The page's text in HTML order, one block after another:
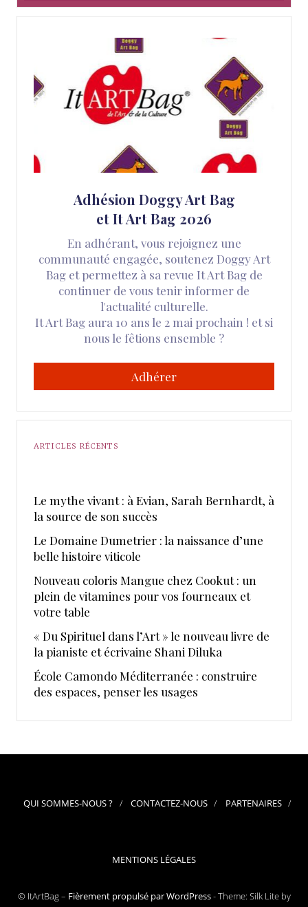
Adhésion Doggy Art Bag
et It Art Bag 2026
En adhérant, vous rejoignez une
communauté engagée, soutenez Doggy Art
Bag et permettez à sa revue It Art Bag de
continuer de vous tenir informer de
l'actualité culturelle.
It Art Bag aura 10 ans le 2 mai prochain ! et si
nous le fêtions ensemble ?
Adhérer
ARTICLES RÉCENTS
Le mythe vivant : à Evian, Sarah Bernhardt, à
la source de son succès
Le Domaine Dumetrier : la naissance d’une
belle histoire viticole
Nouveau coloris Mangue chez Cookut : un
plein de vitamines pour vos fourneaux et
votre table
« Du Spirituel dans l’Art » le nouveau livre de
la pianiste et écrivaine Shani Diluka
École Camondo Méditerranée : construire
des espaces, penser les usages
QUI SOMMES-NOUS ? CONTACTEZ-NOUS PARTENAIRES
MENTIONS LÉGALES
© ItArtBag – Fièrement propulsé par WordPress-Theme: Silk Lite by